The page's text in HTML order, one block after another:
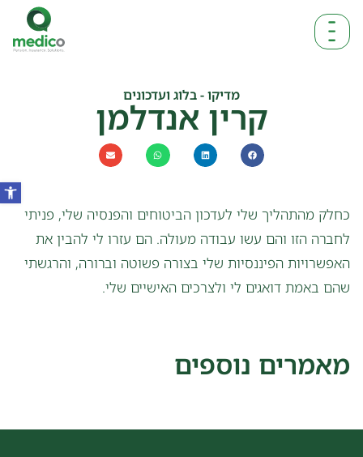
מדיקו - בלוג ועדכונים
קרין אנדלמן
כחלק מהתהליך שלי לעדכון הביטוחים והפנסיה שלי, פניתי
לחברה הזו והם עשו עבודה מעולה. הם עזרו לי להבין את
האפשרויות הפיננסיות שלי בצורה פשוטה וברורה, והרגשתי
שהם באמת דואגים לי ולצרכים האישיים שלי.
מאמרים נוספים